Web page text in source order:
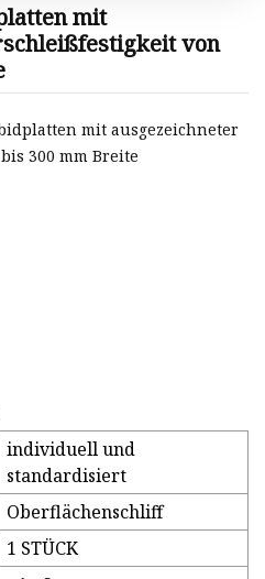
mit
von
mit ausgezeichneter
300 mm Breite
individuell und
standardisiert
Oberflächenschliff
1 STÜCK